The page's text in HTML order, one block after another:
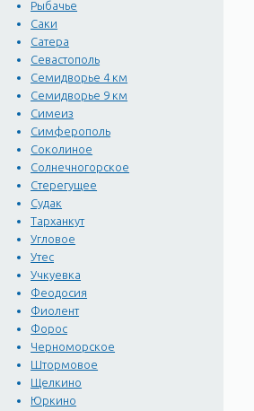
Рыбачье
Саки
Сатера
Севастополь
Семидворье 4 км
Семидворье 9 км
Симеиз
Симферополь
Соколиное
Солнечногорское
Стерегущее
Судак
Тарханкут
Угловое
Утес
Учкуевка
Феодосия
Фиолент
Форос
Черноморское
Штормовое
Щелкино
Юркино